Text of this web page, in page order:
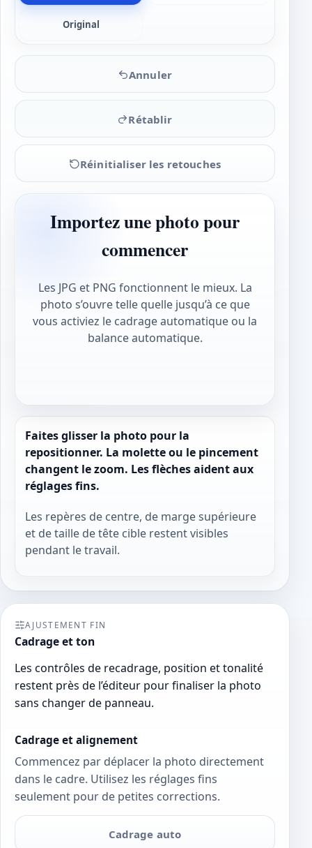
Original
Annuler
Rétablir
Réinitialiser les retouches
Importez une photo pour
commencer
Les JPG et PNG fonctionnent le mieux. La
photo s’ouvre telle quelle jusqu’à ce que
vous activiez le cadrage automatique ou la
balance automatique.
Faites glisser la photo pour la
repositionner. La molette ou le pincement
changent le zoom. Les flèches aident aux
réglages fins.
Les repères de centre, de marge supérieure
et de taille de tête cible restent visibles
pendant le travail.
AJUSTEMENT FIN
Cadrage et ton
Les contrôles de recadrage, position et tonalité
restent près de l’éditeur pour finaliser la photo
sans changer de panneau.
Cadrage et alignement
Commencez par déplacer la photo directement
dans le cadre. Utilisez les réglages fins
seulement pour de petites corrections.
Cadrage auto